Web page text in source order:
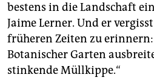
bestens in die Landschaft
Jaime Lerner. Und er
früheren Zeiten zu erinnern:
Botanischer Garten
stinkende Müllkippe.“